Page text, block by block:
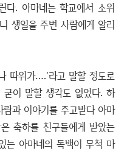
다. 아마네는 학교에서 소위
생일을 주변 사람에게 알리
따위가….'라고 말할 정도로
이 말할 생각도 없었다. 하
과 이야기를 주고받다 아마
축하를 친구들에게 받았는
는 아마네의 독백이 무척 마